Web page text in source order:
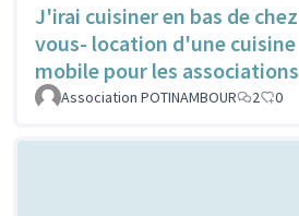
J'irai cuisiner en bas de chez
vous- location d'une cuisine
mobile pour les associations
Association POTINAMBOUR 2 0